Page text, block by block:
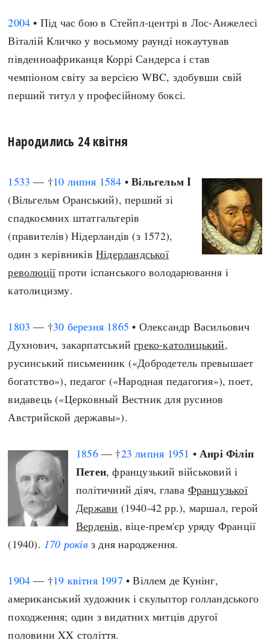
2004 • Під час бою в Стейпл-центрі в Лос-Анжелесі
Віталій Кличко у восьмому раунді нокаутував
південноафриканця Коррі Сандерса і став
чемпіоном світу за версією WBC, здобувши свій
перший титул у професійному боксі.
Народились 24 квітня
1533 — †10 липня 1584 •Вільгельм I
(Вільгельм Оранський), перший зі
спадкоємних штатгальтерів
(правителів) Нідерландів (з 1572),
один з керівниківНідерландської
революції проти іспанського володарювання і
католицизму.
1803 — †30 березня 1865 • Олександр Васильович
Духнович, закарпатськийгреко-католицький,
русинський письменник («Добродетель превышает
богатство»), педагог («Народная педагогия»), поет,
видавець («Церковный Вестник для русинов
Австрийской державы»).
1856— †23 липня 1951 • Анрі Філіп
Петен, французький військовий і
політичний діяч, глава Французької
Держави (1940-42 рр.), маршал, герой
Верденів, віце-прем'єр уряду Франції
(1940). 170 роківз дня народження.
1904 — †19 квітня 1997 • Віллем де Кунінг,
американський художник і скульптор голландського
походження; один з видатних митців другої
половини XX століття.